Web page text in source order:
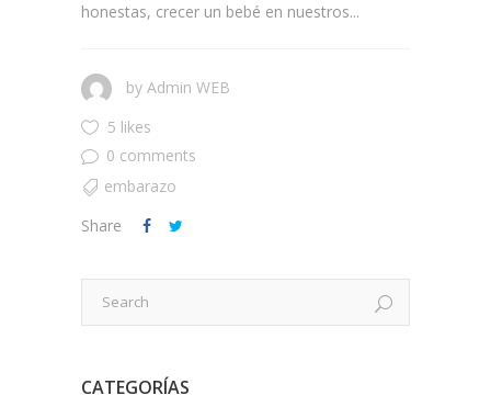
honestas, crecer un bebé en nuestros...
by Admin WEB
5 likes
0 comments
embarazo
Share
CATEGORÍAS